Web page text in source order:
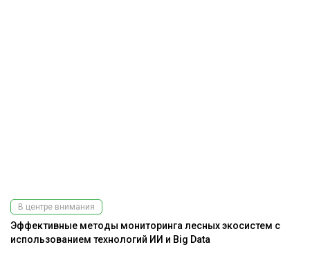
В центре внимания
Эффективные методы мониторинга лесных экосистем с
использованием технологий ИИ и Big Data